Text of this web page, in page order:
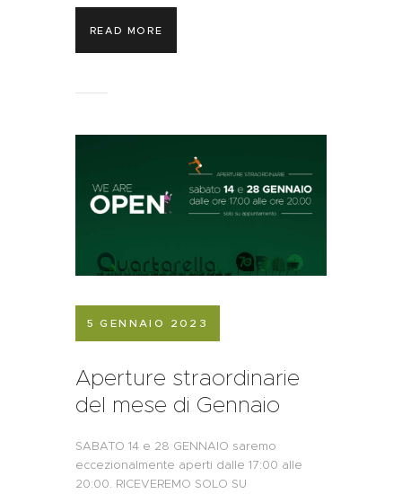
READ MORE
5 GENNAIO 2023
Aperture straordinarie
del mese di Gennaio
SABATO 14 e 28 GENNAIO saremo
eccezionalmente aperti dalle 17:00 alle
20:00. RICEVEREMO SOLO SU